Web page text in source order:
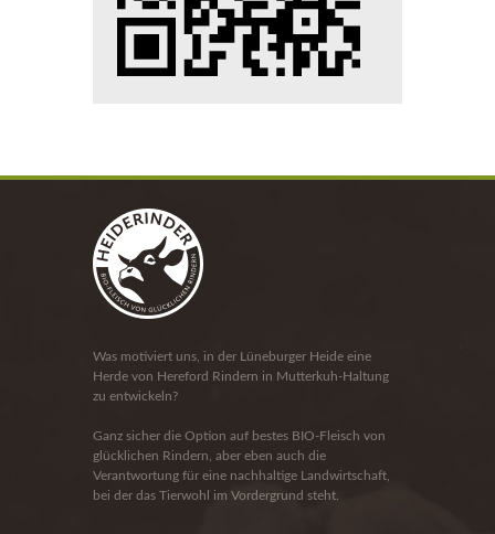
Was motiviert uns, in der Lüneburger Heide eine
Herde von Hereford Rindern in Mutterkuh-Haltung
zu entwickeln?
Ganz sicher die Option auf bestes BIO-Fleisch von
glücklichen Rindern, aber eben auch die
Verantwortung für eine nachhaltige Landwirtschaft,
bei der das Tierwohl im Vordergrund steht.